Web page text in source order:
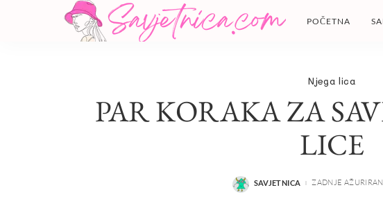
POČETNA
Njega lica
PAR KORAKA ZA
LICE
POSTED
SAVJETNICA ZADNJE